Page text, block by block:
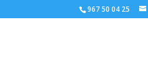
967 50 04 25